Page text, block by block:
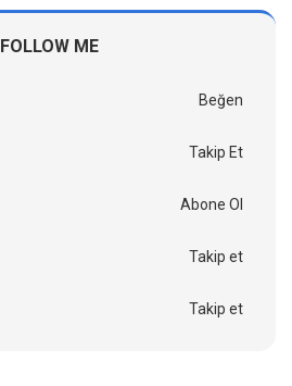
FOLLOW ME
Beğen
Takip Et
Abone Ol
Takip et
Takip et